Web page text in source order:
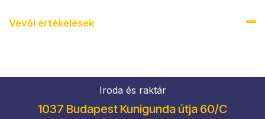
Vevői értékel​ések
Iroda és raktár
1037 Budapest Kunigunda útja 60/C